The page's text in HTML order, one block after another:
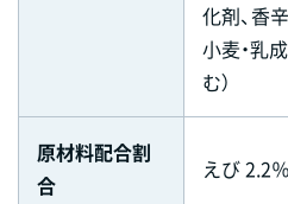
化剤、香
小麦・乳
む）
原材料配合割
合
えび 2.2